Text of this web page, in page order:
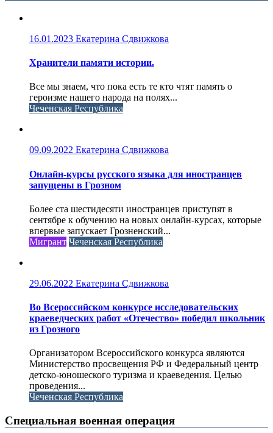
16.01.2023 Екатерина Сдвижкова
Хранители памяти истории.
Все мы знаем, что пока есть те кто чтят память о
героизме нашего народа на полях...
Чеченская Республика
09.09.2022 Екатерина Сдвижкова
Онлайн-курсы русского языка для иностранцев
запущены в Грозном
Более ста шестидесяти иностранцев приступят в
сентябре к обучению на новых онлайн-курсах, которые
впервые запускает Грозненский...
Мигрант Чеченская Республика
29.06.2022 Екатерина Сдвижкова
Во Всероссийском конкурсе исследовательских
краеведческих работ «Отечество» победил школьник
из Грозного
Организатором Всероссийского конкурса являются
Министерство просвещения РФ и Федеральный центр
детско-юношеского туризма и краеведения. Целью
проведения...
Чеченская Республика
Специальная военная операция